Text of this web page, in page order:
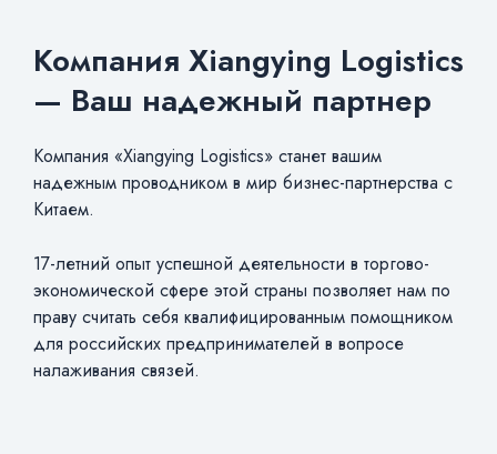
Компания Xiangying Logistics
— Ваш надежный партнер
Компания «Хiangying Logistics» станет вашим
надежным проводником в мир бизнес-партнерства с
Китаем.
17-летний опыт успешной деятельности в торгово-
экономической сфере этой страны позволяет нам по
праву считать себя квалифицированным помощником
для российских предпринимателей в вопросе
налаживания связей.